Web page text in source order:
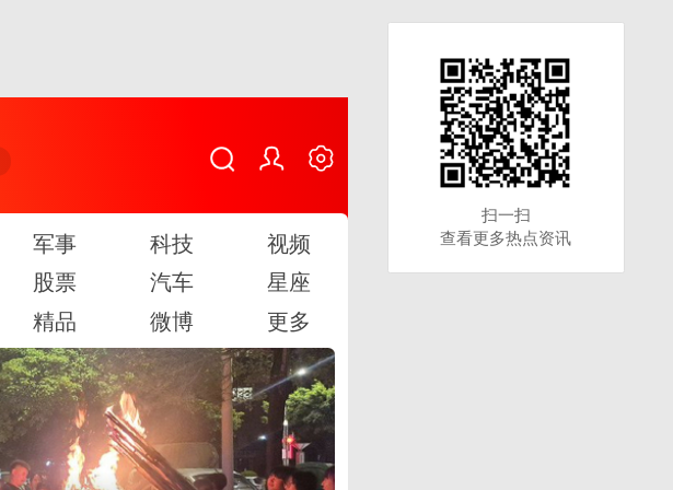
军事 科技
视频
股票 汽车
星座
精品 微博 更多
扫一扫
查看更多热点资讯
扫一扫
查看更多热点资讯